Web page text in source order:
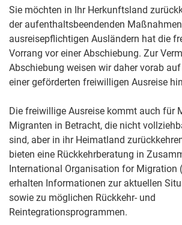
Sie möchten in Ihr Herkunftsland
der aufenthaltsbeendenden
ausreisepflichtigen Ausländern hat die
Vorrang vor einer Abschiebung. Zur
Abschiebung weisen wir daher vorab
einer geförderten freiwilligen Ausreise
Die freiwillige Ausreise kommt auch für
Migranten in Betracht, die nicht
sind, aber in ihr Heimatland
bieten eine Rückkehrberatung in
International Organisation for Migration
erhalten Informationen zur aktuellen
sowie zu möglichen Rückkehr- und
Reintegrationsprogrammen.